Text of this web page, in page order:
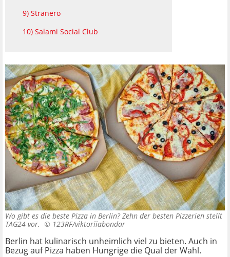
9) Stranero
10) Salami Social Club
Wo gibt es die beste Pizza in Berlin? Zehn der besten Pizzerien stellt
TAG24 vor. © 123RF/viktoriiabondar
Berlin hat kulinarisch unheimlich viel zu bieten. Auch in
Bezug auf Pizza haben Hungrige die Qual der Wahl.